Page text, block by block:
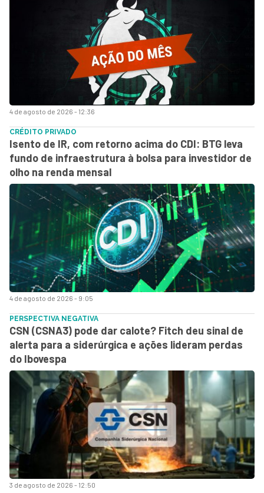
4 de agosto de 2026 - 12:36
4 de agosto de 2026 - 9:05
CRÉDITO PRIVADO
Isento de IR, com retorno acima do CDI: BTG leva
fundo de infraestrutura à bolsa para investidor de
olho na renda mensal
3 de agosto de 2026 - 12:50
PERSPECTIVA NEGATIVA
CSN (CSNA3) pode dar calote? Fitch deu sinal de
alerta para a siderúrgica e ações lideram perdas
do Ibovespa